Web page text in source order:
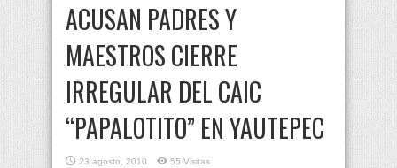
ACUSAN PADRES Y
MAESTROS CIERRE
IRREGULAR DEL CAIC
“PAPALOTITO” EN YAUTEPEC
23 agosto, 2010 55 Visitas